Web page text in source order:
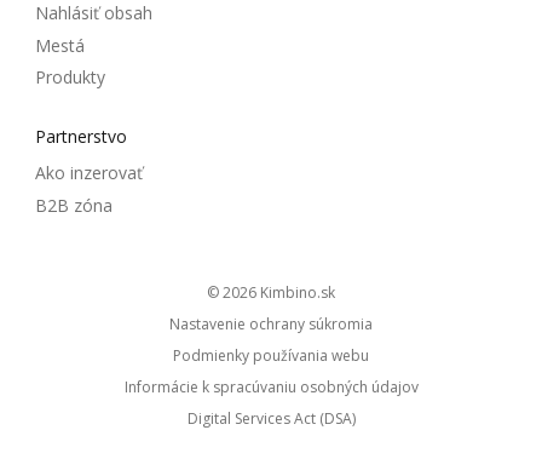
Nahlásiť obsah
Mestá
Produkty
Partnerstvo
Ako inzerovať
B2B zóna
© 2026
kimbino.sk
Nastavenie ochrany súkromia
Podmienky používania webu
Informácie k spracúvaniu osobných údajov
Digital Services Act (DSA)